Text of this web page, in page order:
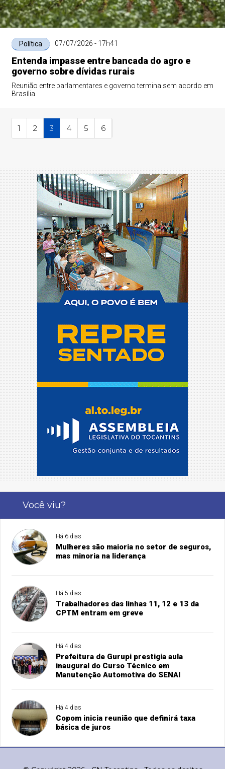
Política 07/07/2026 - 17h41
Entenda impasse entre bancada do agro e
governo sobre dívidas rurais
Reunião entre parlamentares e governo termina sem acordo em
Brasília
1 2 3 4 5 6
Você viu?
Há 6 dias
Mulheres são maioria no setor de seguros,
mas minoria na liderança
Há 5 dias
Trabalhadores das linhas 11, 12 e 13 da
CPTM entram em greve
Há 4 dias
Prefeitura de Gurupi prestigia aula
inaugural do Curso Técnico em
Manutenção Automotiva do SENAI
Há 4 dias
Copom inicia reunião que definirá taxa
básica de juros